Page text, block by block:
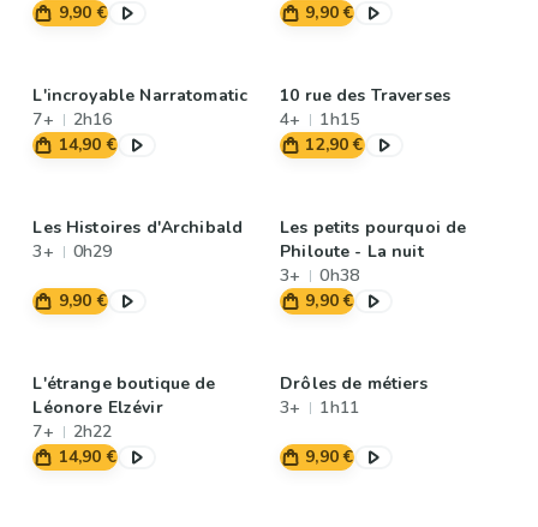
9,90 €
9,90 €
L'incroyable Narratomatic
7+
2h16
14,90 €
10 rue des Traverses
4+
1h15
12,90 €
Les Histoires d'Archibald
3+
0h29
9,90 €
Les petits pourquoi de
Philoute - La nuit
3+
0h38
9,90 €
L'étrange boutique de
Léonore Elzévir
7+
2h22
14,90 €
Drôles de métiers
3+
1h11
9,90 €